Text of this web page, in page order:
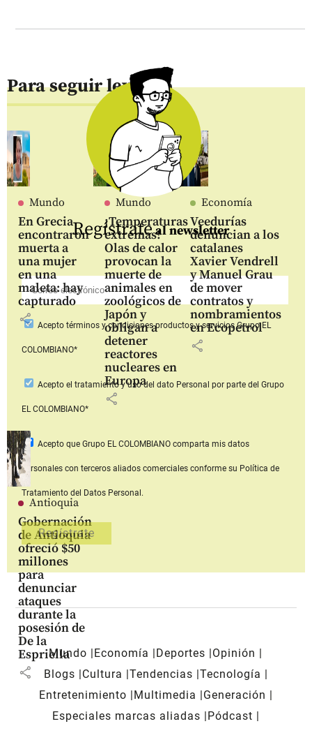
Para seguir leyendo
Mundo
En Grecia
encontraron
muerta a
una mujer
en una
maleta: hay
capturado
share
Mundo
¡Temperaturas
extremas!
Olas de calor
provocan la
muerte de
animales en
zoológicos de
Japón y
obligan a
detener
reactores
nucleares en
Europa
share
Economía
Veedurías
denuncian a los
catalanes
Xavier Vendrell
y Manuel Grau
de mover
contratos y
nombramientos
en Ecopetrol
share
Antioquia
Gobernación
de Antioquia
ofreció $50
millones
para
denunciar
ataques
durante la
posesión de
De la
Espriella
share
Regístrateal newsletter
Aceptotérminos y condiciones productos y serviciosGrupo EL
COLOMBIANO*
Acepto el tratamiento y uso del dato Personal por parte del Grupo
EL COLOMBIANO*
Acepto que Grupo EL COLOMBIANOcomparta mis datos
personales con terceros aliados comerciales conforme su Política de
Tratamiento del Datos Personal.
Mundo Economía Deportes
Opinión
Blogs
Cultura Tendencias Tecnología
Entretenimiento
Multimedia
Generación
Especiales marcas aliadas
Pódcast